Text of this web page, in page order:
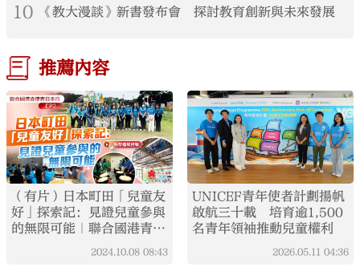
10 《教大漫談》新書發布會 探討教育創新與未來發展
推薦內容
（有片）日本町田「兒童友
好」探索記：見證兒童參與
的無限可能｜聯合國港青使
2024.10.08 08:43
UNICEF青年使者計劃揚帆
啟航三十載 培育逾1,500
名青年領袖推動兒童權利
2026.05.11 04:36